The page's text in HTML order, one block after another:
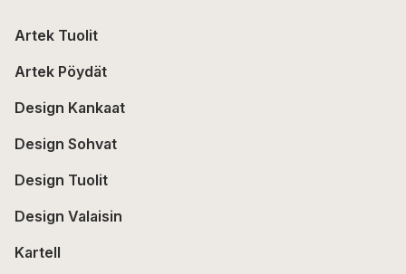
Artek Tuolit
Artek Pöydät
Design Kankaat
Design Sohvat
Design Tuolit
Design Valaisin
Kartell